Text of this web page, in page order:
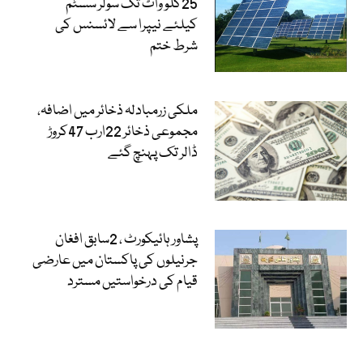
25کلو واٹ تک سولر سسٹم
کیلئے نیپرا سے لائسنس کی
شرط ختم
ملکی زرمبادلہ ذخائر میں اضافہ،
مجموعی ذخائر 22ارب 47کروڑ
ڈالر تک پہنچ گئے
پشاور ہائیکورٹ ، 2سابق افغان
جرنیلوں کی پاکستان میں عارضی
قیام کی درخواستیں مسترد